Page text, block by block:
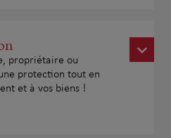
propriétaire ou
protection tout en
et à vos biens !